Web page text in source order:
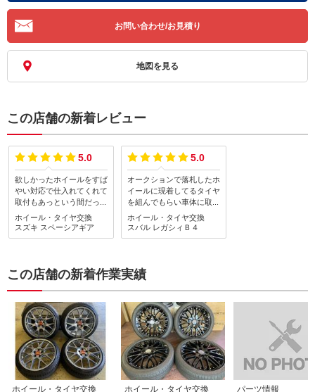
お問い合わせ/お見積り
地図を見る
この店舗の新着レビュー
5.0
欲しかったホイールをすば
やい対応で仕入れてくれて
取付もあっという間だった
しとても満足です！ありが
とうございました！
ホイール・タイヤ交換
スズキ スペーシアギア
5.0
オークションで落札したホ
イールに現着してるタイヤ
を組んでもらい車体に取り
付けしてもらいました。説
明も分かりやすく、こちら
ホイール・タイヤ交換
スバル レガシィＢ４
この店舗の新着作業実績
ホイール・タイヤ交換
ホイール・タイヤ交換
パーツ情報